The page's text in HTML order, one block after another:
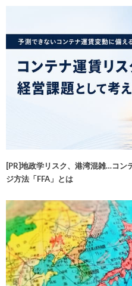
[PR]地政学リスク、港湾混雑…コン
ジ方法「FFA」とは